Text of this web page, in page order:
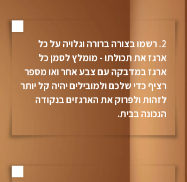
2. רשמו בצורה ברורה וגלויה על כל
ארגז את תכולתו - מומלץ לסמן כל
ארגז במדבקה עם צבע אחר ואו מספר
רציף כדי שלכם ולמובילים יהיה קל יותר
לזהות ולפרוק את הארגזים בנקודה
הנכונה בבית.